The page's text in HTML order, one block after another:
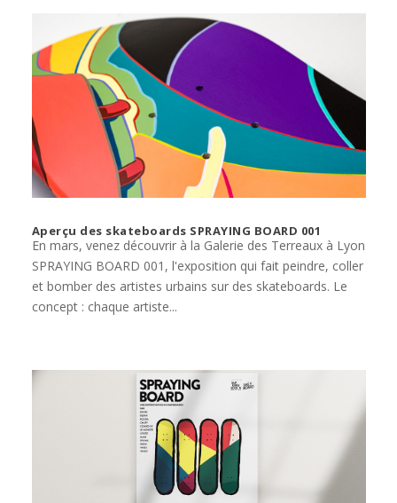
Aperçu des skateboards SPRAYING BOARD 001
En mars, venez découvrir à la Galerie des Terreaux à Lyon
SPRAYING BOARD 001, l'exposition qui fait peindre, coller
et bomber des artistes urbains sur des skateboards. Le
concept : chaque artiste...